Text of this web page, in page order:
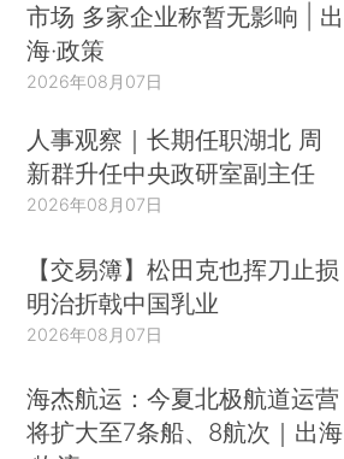
市场 多家企业称暂无影响 | 出
海·政策
2026年08月07日
人事观察｜长期任职湖北 周
新群升任中央政研室副主任
2026年08月07日
【交易簿】松田克也挥刀止损
明治折戟中国乳业
2026年08月07日
海杰航运：今夏北极航道运营
将扩大至7条船、8航次｜出海